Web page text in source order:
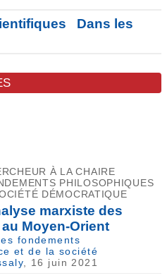
Dans les
À LA CHAIRE
PHILOSOPHIQUES
DÉMOCRATIQUE
marxiste des
Moyen-Orient
fondements
et de la société
, 16 juin 2021